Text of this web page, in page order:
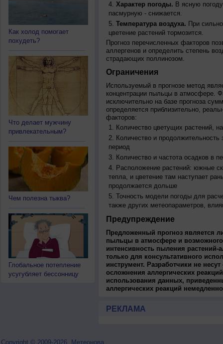
Как холод помогает
похудеть?
Что делает мужчину
привлекательным?
Чем полезна тыква?
Глобальное потепление
усугубляет бессонницу
Характер погоды. В ясную
пасмурную - снижается.
Температура воздуха. При
цветение растений тормозится.
Прогноз перечисленных факторов
аллергенов и определить степень
страдающих поллинозом.
Ограничения
Используемый в прогнозе метод
концентрации пыльцы в атмосфере.
исключительно на базе прогноза
определяется приблизительно,
факторов:
Количество цветущих растений,
Количество и продолжительность
период
Количество и частота осадков в
Расположение растений: южные
тепла, и цветение там наступает
продолжается дольше
Точность модели погоды для
также других метеопараметров,
Предупреждение
Предложенный прогноз является
пыльцы в атмосфере и
интенсивность пыления растений-
только для консультативного
инструмент. Разработчики не
осложнения аллергических
использования данных,
аллергических реакций
РЕКЛАМА
Copyright © 2009-2026, Метеонова